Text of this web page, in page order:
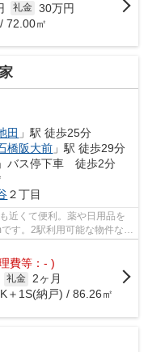
礼金 30万円
72.00㎡
田 」駅 徒歩25分
橋阪大前 」駅 徒歩29分
バス停下車 徒歩2分
２丁目
近くて便利。薬や日用品を
す。2駅利用可能な物件なの
費等：- )
礼金 2ヶ月
＋1S(納戸) / 86.26㎡